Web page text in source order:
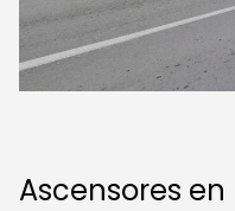
Ascensores